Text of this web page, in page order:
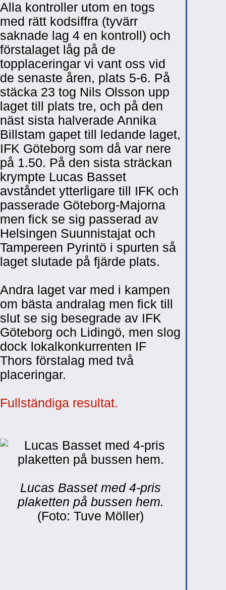
Alla kontroller utom en togs
med rätt kodsiffra (tyvärr
saknade lag 4 en kontroll) och
förstalaget låg på de
topplaceringar vi vant oss vid
de senaste åren, plats 5-6. På
stäcka 23 tog Nils Olsson upp
laget till plats tre, och på den
näst sista halverade Annika
Billstam gapet till ledande laget,
IFK Göteborg som då var nere
på 1.50. På den sista sträckan
krympte Lucas Basset
avståndet ytterligare till IFK och
passerade Göteborg-Majorna
men fick se sig passerad av
Helsingen Suunnistajat och
Tampereen Pyrintö i spurten så
laget slutade på fjärde plats.
Andra laget var med i kampen
om bästa andralag men fick till
slut se sig besegrade av IFK
Göteborg och Lidingö, men slog
dock lokalkonkurrenten IF
Thors förstalag med två
placeringar.
Fullständiga resultat.
Lucas Basset med 4-pris
plaketten på bussen hem.
(Foto: Tuve Möller)